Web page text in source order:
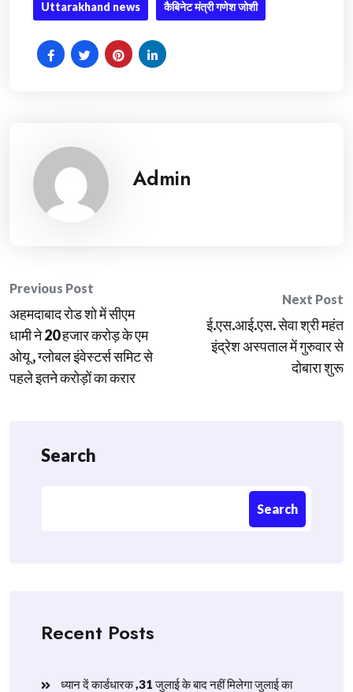
Uttarakhand news कैबिनेट मंत्री गणेश जोशी
Admin
Post
navigation
Previous Post
अहमदाबाद रोड शो में सीएम
धामी ने 20 हजार करोड़ के एम
ओयू , ग्लोबल इंवेस्टर्स समिट से
पहले इतने करोड़ों का करार
Next Post
ई.एस.आई.एस. सेवा श्री महंत
इंद्रेश अस्पताल में गुरुवार से
दोबारा शुरू
Search
Search
Recent Posts
ध्यान दें कार्डधारक ,31 जुलाई के बाद नहीं मिलेगा जुलाई का